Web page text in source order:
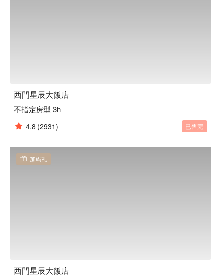
西門星辰大飯店
不指定房型 3h
4.8 (2931) 已售完
加码礼
西門星辰大飯店